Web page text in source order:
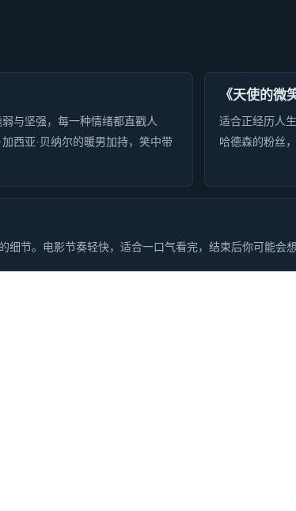
与坚强，每一种情绪都直戳人
西亚·贝纳尔的暖男加持，笑中带
《天使的微
适合正经历人
哈德森的粉丝
节。电影节奏轻快，适合一口气看完，结束后你可能会想